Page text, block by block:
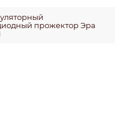
прожектор Эра